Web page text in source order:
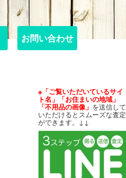
お問い合わせ
お問い合わせ
※「ご覧いただいているサイ
ト名」「お住まいの地域」
「不用品の画像」 を送信して
いただけるとスムーズな査定
ができます。↓↓